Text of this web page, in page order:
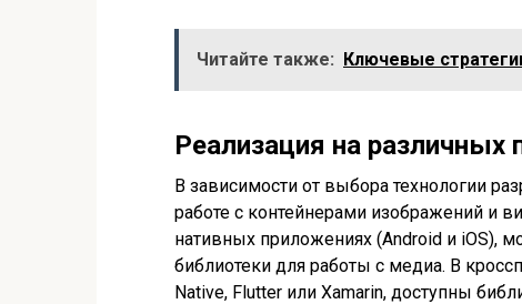
Читайте также: Ключевые
Реализация на различных
В зависимости от выбора технологии
работе с контейнерами изображений и
нативных приложениях (Android и iOS),
библиотеки для работы с медиа. В
Native, Flutter или Xamarin, доступны